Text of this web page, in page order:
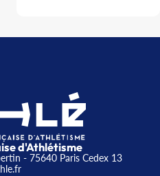
d'Athlétisme
- 75640 Paris Cedex 13